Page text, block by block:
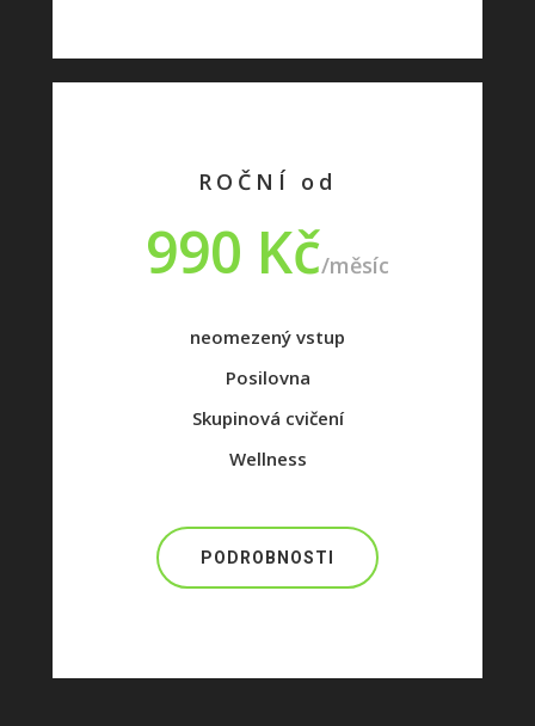
ROČNÍ od
990 Kč/měsíc
neomezený vstup
Posilovna
Skupinová cvičení
Wellness
PODROBNOSTI